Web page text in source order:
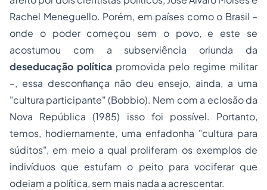
Rachel Meneguello. Porém, em países como o Brasil –
onde o poder começou sem o povo, e este se
acostumou com a subserviência oriunda da
deseducação política promovida pelo regime militar
–, essa desconfiança não deu ensejo, ainda, a uma
"cultura participante" (Bobbio). Nem com a eclosão da
Nova República (1985) isso foi possível. Portanto,
temos, hodiernamente, uma enfadonha "cultura para
súditos", em meio a qual proliferam os exemplos de
indivíduos que estufam o peito para vociferar que
odeiam a política, sem mais nada a acrescentar.